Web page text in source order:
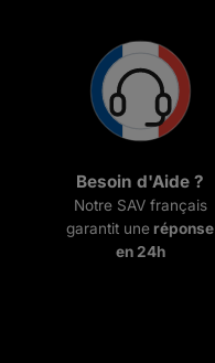
Besoin d'Aide ?
Notre SAV français
garantit une réponse
en 24h